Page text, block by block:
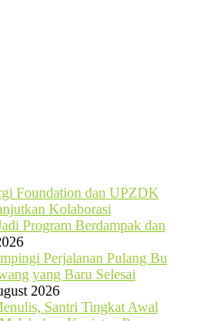
Foundation dan UPZDK
Kolaborasi
Program Berdampak dan
Perjalanan Pulang Bu
yang Baru Selesai
2026
Santri Tingkat Awal